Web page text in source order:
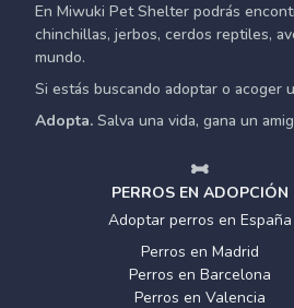
En Miwuki Pet Shelter podrás
chinchillas, jerbos, cerdos reptiles,
mundo.
Si estás buscando adoptar o acoger
Adopta. Salva una vida, gana un
PERROS EN ADOPCIÓN
Adoptar perros en España
Perros en Madrid
Perros en Barcelona
Perros en Valencia